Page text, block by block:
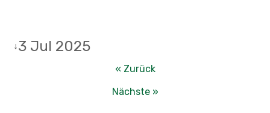
↓3 Jul 2025
« Zurück
Nächste »